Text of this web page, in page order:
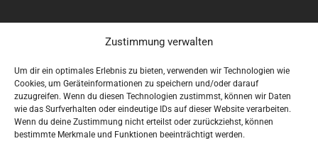
Zustimmung verwalten
Um dir ein optimales Erlebnis zu bieten, verwenden wir Technologien wie
Cookies, um Geräteinformationen zu speichern und/oder darauf
zuzugreifen. Wenn du diesen Technologien zustimmst, können wir Daten
wie das Surfverhalten oder eindeutige IDs auf dieser Website verarbeiten.
Wenn du deine Zustimmung nicht erteilst oder zurückziehst, können
bestimmte Merkmale und Funktionen beeinträchtigt werden.
5.0